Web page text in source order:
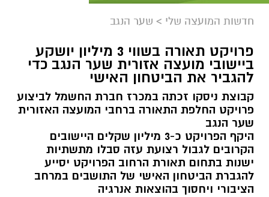
חדשות המועצה שלי > שער הנגב
פרויקט תאורה בשווי 3 מיליון יושקע
ביישובי מועצה אזורית שער הנגב כדי
להגביר את הביטחון האישי
קבוצת ניסקו זכתה במכרז חברת החשמל לביצוע
פרויקט החלפת התאורה ברחבי המועצה האזורית
שער הנגב
היקף הפרויקט כ-3 מיליון שקלים היישובים
הקרובים לגבול רצועת עזה סבלו מתשתיות
ישנות בתחום תאורת הרחוב הפרויקט יסייע
להגברת הביטחון האישי של התושבים במרחב
הציבורי ויחסוך בהוצאות אנרגיה